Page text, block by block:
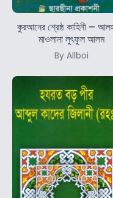
কুরআনের শ্রেষ্ঠ কাহিনী –
মাওলানা লুৎফুল আলম
By Allboi